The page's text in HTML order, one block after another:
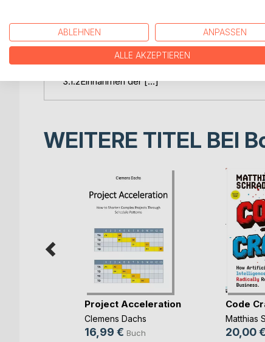
2.2Fußball-Kapitalgesellschaft2
3.Charakterisierung des Fußball-Marktes2
3.1Deutschland3
3.1.2Einnahmen der […]
WEITERE TITEL BEI
Project Acceleration
Clemens Dachs
16,99 € Buch
Code
Matthias
20,00 €
ABLEHNEN ANPASSEN
ALLE AKZEPTIEREN